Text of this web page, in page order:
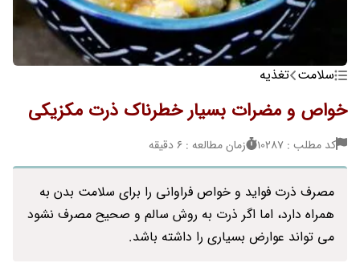
سلامت تغذیه
خواص و مضرات بسیار خطرناک ذرت مکزیکی
کد مطلب : 10287 زمان مطالعه : 6 دقیقه
مصرف ذرت فواید و خواص فراوانی را برای سلامت بدن به
همراه دارد، اما اگر ذرت به روش سالم و صحیح مصرف نشود
می تواند عوارض بسیاری را داشته باشد.